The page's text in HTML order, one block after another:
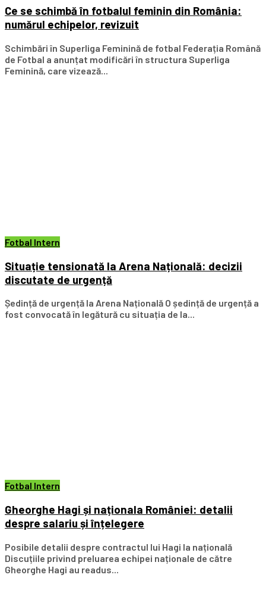
Ce se schimbă în fotbalul feminin din România:
numărul echipelor, revizuit
Schimbări în Superliga Feminină de fotbal Federația Română
de Fotbal a anunțat modificări în structura Superliga
Feminină, care vizează...
Fotbal Intern
Situație tensionată la Arena Națională: decizii
discutate de urgență
Ședință de urgență la Arena Națională O ședință de urgență a
fost convocată în legătură cu situația de la...
Fotbal Intern
Gheorghe Hagi și naționala României: detalii
despre salariu și înțelegere
Posibile detalii despre contractul lui Hagi la națională
Discuțiile privind preluarea echipei naționale de către
Gheorghe Hagi au readus...